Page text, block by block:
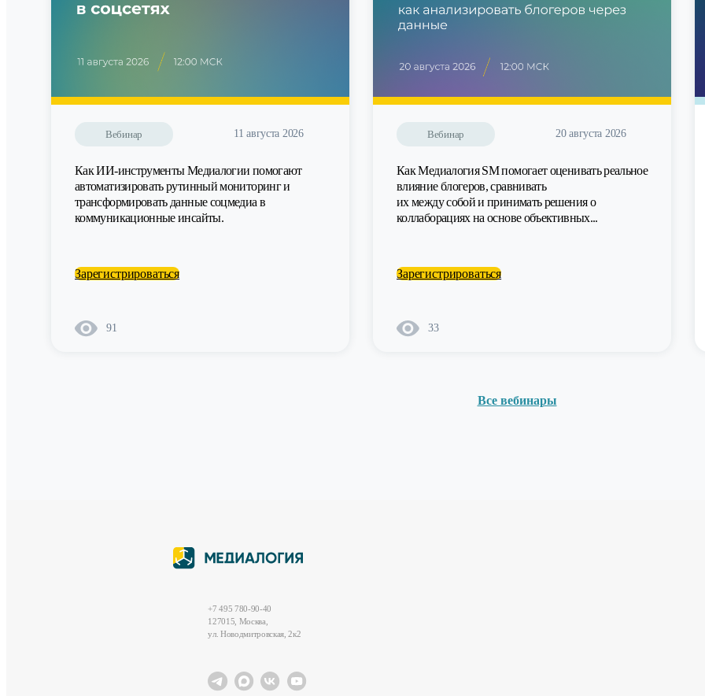
Вебинар 11 августа 2026
Как ИИ-инструменты Медиалогии помогают
автоматизировать рутинный мониторинг и
трансформировать данные соцмедиа в
коммуникационные инсайты.
Зарегистрироваться
91
Вебинар 20 августа 2026
Как Медиалогия SM помогает оценивать реальное
влияние блогеров, сравнивать
их между собой и принимать решения о
коллаборациях на основе объективных...
Зарегистрироваться
33
Все вебинары
+7 495 780-90-40
127015, Москва,
ул. Новодмитровская, 2к2